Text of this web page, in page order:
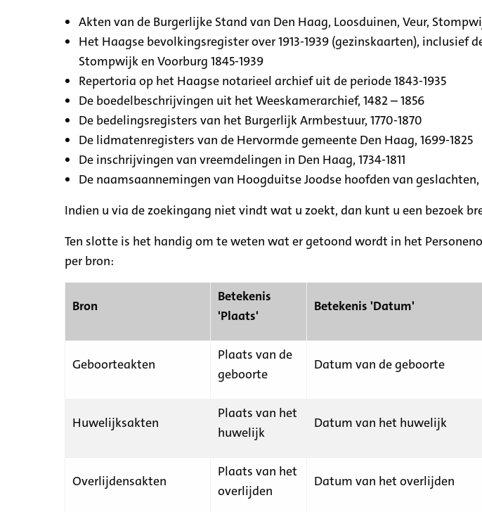
Akten van de Burgerlijke Stand van Den Haag, Loosduinen, Veur,
Het Haagse bevolkingsregister over 1913-1939 (gezinskaarten), inclusief
Stompwijk en Voorburg 1845-1939
Repertoria op het Haagse notarieel archief uit de periode 1843-1935
De boedelbeschrijvingen uit het Weeskamerarchief, 1482 – 1856
De bedelingsregisters van het Burgerlijk Armbestuur, 1770-1870
De lidmatenregisters van de Hervormde gemeente Den Haag, 1699-1825
De inschrijvingen van vreemdelingen in Den Haag, 1734-1811
De naamsaannemingen van Hoogduitse Joodse hoofden van geslachten,
Indien u via de zoekingang niet vindt wat u zoekt, dan kunt u een bezoek
Ten slotte is het handig om te weten wat er getoond wordt in het
per bron:
Bron
Betekenis
'Plaats'
Betekenis 'Datum'
Geboorteakten
Plaats van de
geboorte
Datum van de geboorte
Huwelijksakten
Plaats van het
huwelijk
Datum van het huwelijk
Overlijdensakten
Plaats van het
overlijden
Datum van het overlijden